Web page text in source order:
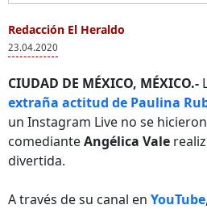
Redacción El Heraldo
23.04.2020
CIUDAD DE MÉXICO, MÉXICO.-
extraña actitud de Paulina
un Instagram Live no se
comedianteAngélica Vale
divertida.
A través de su canal en YouTube